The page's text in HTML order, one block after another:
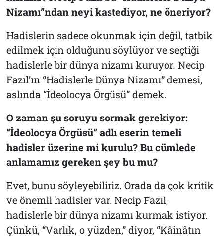
Nizamı”ndan neyi kastediyor, ne öneriyor?
Hadislerin sadece okunmak için değil, tatbik
edilmek için olduğunu söylüyor ve seçtiği
hadislerle bir dünya nizamı kuruyor. Necip
Fazıl’ın “Hadislerle Dünya Nizamı” demesi,
aslında “İdeolocya Örgüsü”demek.
O zaman şu soruyu sormak gerekiyor:
“İdeolocya Örgüsü”adlı eserin temeli
hadisler üzerine mi kurulu? Bu cümlede
anlamamız gereken şey bu mu?
Evet, bunu söyleyebiliriz. Orada da çok kritik
ve önemli hadisler var. Necip Fazıl,
hadislerle bir dünya nizamı kurmak istiyor.
Çünkü, “Varlık, o yüzden,” diyor, “Kâinâtın